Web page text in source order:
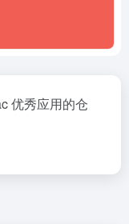
优秀应用的仓